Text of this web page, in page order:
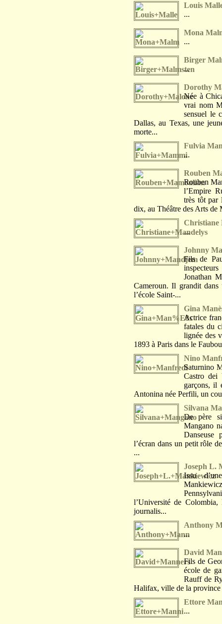
Louis
...
Mona
...
Birger
...
Dorothy
Née à
vrai nom
sensuel le
Dallas, au Texas, une
morte...
Fulvia
...
Rouben
Rouben
l’Empire
très tôt par
dix, au Théâtre des Arts
Christiane
...
Johnny
Fils de
Jonathan
Cameroun. Il grandit
l’école Saint-...
Gina
Actrice
fatales du
lignée des
1893 à Paris dans le
Nino
Saturnino
Castro dei
garçons, il
Antonina née Perfili, un
Silvana
De père
Mangano
Danseuse
l’écran dans un petit rôle
...
Joseph L.
Issu
l’Université de
journalis...
Anthony
...
David
Fils de
école de
Rauff de
Halifax, ville de la province
Ettore
...